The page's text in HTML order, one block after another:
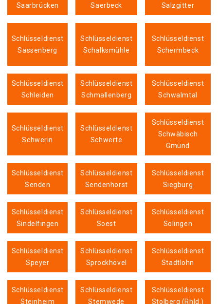
Saarbrücken Saerbeck Salzgitter
Schlüsseldienst
Sassenberg
Schlüsseldienst
Schalksmühle
Schlüsseldienst
Schermbeck
Schlüsseldienst
Schleiden
Schlüsseldienst
Schmallenberg
Schlüsseldienst
Schwalmtal
Schlüsseldienst
Schwerin
Schlüsseldienst
Schwerte
Schlüsseldienst
Schwäbisch
Gmünd
Schlüsseldienst
Senden
Schlüsseldienst
Sendenhorst
Schlüsseldienst
Siegburg
Schlüsseldienst
Sindelfingen
Schlüsseldienst
Soest
Schlüsseldienst
Solingen
Schlüsseldienst
Speyer
Schlüsseldienst
Sprockhövel
Schlüsseldienst
Stadtlohn
Schlüsseldienst
Steinheim
Schlüsseldienst
Stemwede
Schlüsseldienst
Stolberg (Rhld.)